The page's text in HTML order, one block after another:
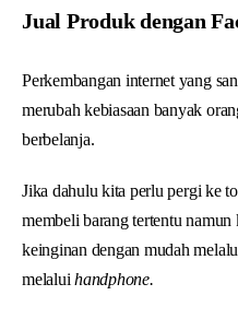
Jual Produk dengan
Perkembangan internet yang
merubah kebiasaan banyak
berbelanja.
Jika dahulu kita perlu pergi ke
membeli barang tertentu
keinginan dengan mudah
melaluihandphone.